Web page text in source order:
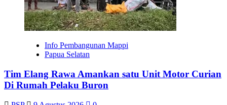
Info Pembangunan Mappi
Papua Selatan
Tim Elang Rawa Amankan satu Unit Motor Curian
Di Rumah Pelaku Buron